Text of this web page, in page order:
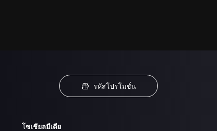
รหัสโปรโมชั่น
โซเชียลมีเดีย